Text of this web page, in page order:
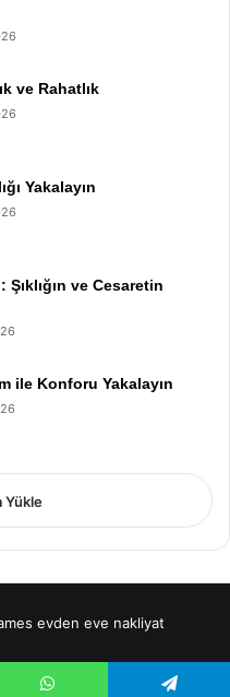
ve Rahatlık
Yakalayın
ve Cesaretin
ile Konforu Yakalayın
Yükle
evden eve nakliyat